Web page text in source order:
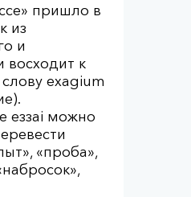
пришло в
из
и
восходит к
exagium
еззаi можно
«проба»,